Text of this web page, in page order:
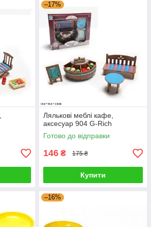
–17%
Лялькові меблі кафе,
аксесуар 904 G-Rich
Готово до відправки
146 ₴ 175 ₴
Купити
–16%